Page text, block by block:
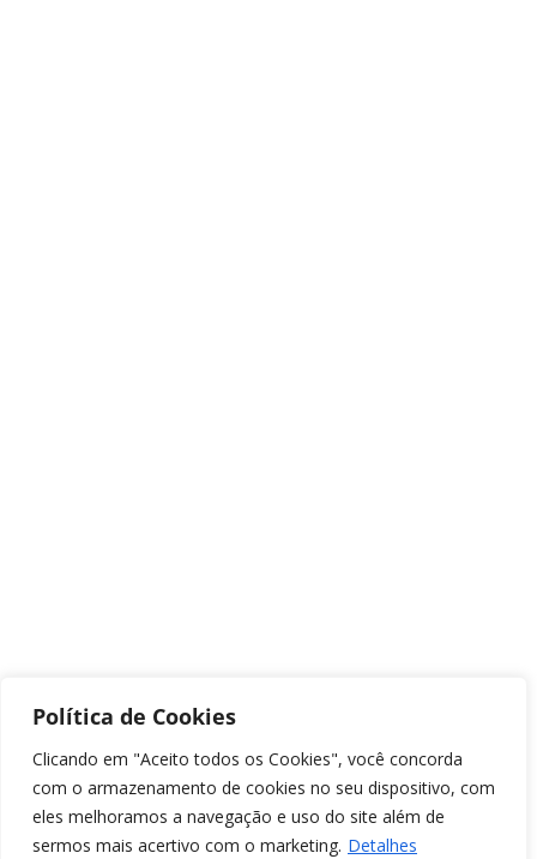
Política de Cookies
Clicando em "Aceito todos os Cookies", você concorda
com o armazenamento de cookies no seu dispositivo, com
eles melhoramos a navegação e uso do site além de
sermos mais acertivo com o marketing. Detalhes